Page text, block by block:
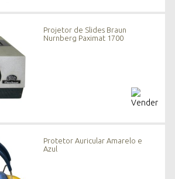
Projetor de Slides Braun
Nurnberg Paximat 1700
Protetor Auricular Amarelo e
Azul